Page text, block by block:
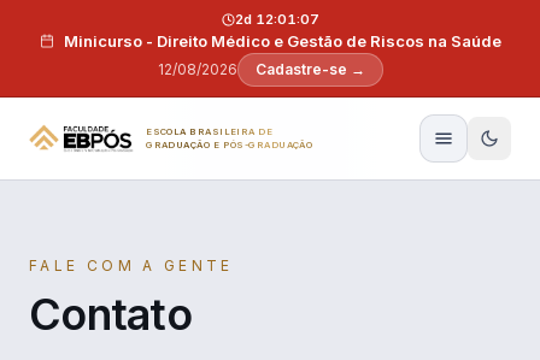
Minicurso - Direito Médico e Gestão de Riscos na Saúde
12/08/2026
2d 12:01:06
Cadastre-se →
ESCOLA BRASILEIRA DE
GRADUAÇÃO E PÓS-GRADUAÇÃO
FALE COM A GENTE
Contato